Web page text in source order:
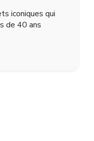
iconiques qui
de 40 ans